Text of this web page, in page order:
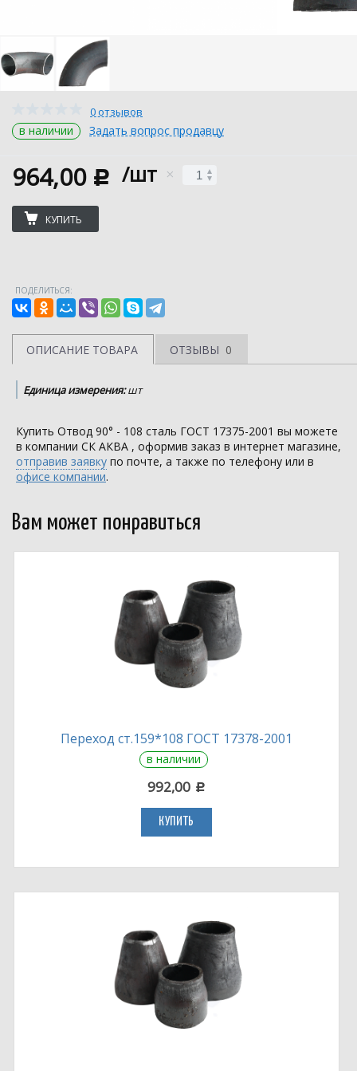
0 отзывов
в наличии Задать вопрос продавцу
964,00 c /шт
КУПИТЬ
ПОДЕЛИТЬСЯ:
ОПИСАНИЕ ТОВАРА ОТЗЫВЫ 0
Единица измерения:шт
Купить Отвод 90° - 108 сталь ГОСТ 17375-2001 вы можете
в компании СК АКВА , оформив заказ в интернет магазине,
отправив заявку по почте, а также по телефону или в
офисе компании.
Вам может понравиться
Переход ст.159*108 ГОСТ 17378-2001
в наличии
992,00 c
КУПИТЬ